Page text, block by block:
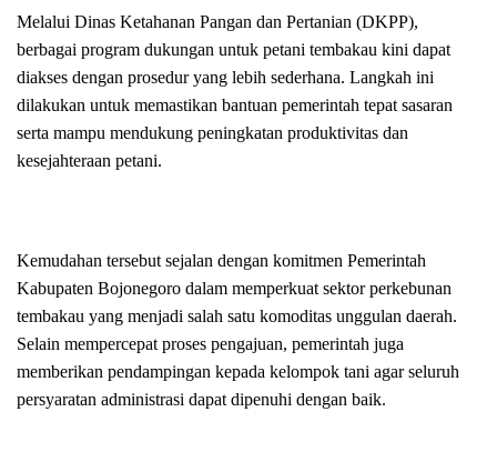
Melalui Dinas Ketahanan Pangan dan Pertanian (DKPP),
berbagai program dukungan untuk petani tembakau kini dapat
diakses dengan prosedur yang lebih sederhana. Langkah ini
dilakukan untuk memastikan bantuan pemerintah tepat sasaran
serta mampu mendukung peningkatan produktivitas dan
kesejahteraan petani.
Kemudahan tersebut sejalan dengan komitmen Pemerintah
Kabupaten Bojonegoro dalam memperkuat sektor perkebunan
tembakau yang menjadi salah satu komoditas unggulan daerah.
Selain mempercepat proses pengajuan, pemerintah juga
memberikan pendampingan kepada kelompok tani agar seluruh
persyaratan administrasi dapat dipenuhi dengan baik.